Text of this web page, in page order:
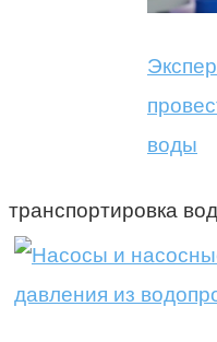
воды
транспортировка